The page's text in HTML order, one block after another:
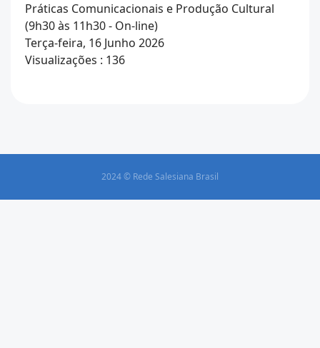
Práticas Comunicacionais e Produção Cultural
(9h30 às 11h30 - On-line)
Terça-feira, 16 Junho 2026
Visualizações : 136
2024 © Rede Salesiana Brasil